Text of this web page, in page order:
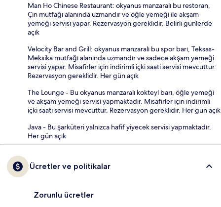
Man Ho Chinese Restaurant: okyanus manzaralı bu restoran,
Çin mutfağı alanında uzmandır ve öğle yemeği ile akşam
yemeği servisi yapar. Rezervasyon gereklidir. Belirli günlerde
açık
Velocity Bar and Grill: okyanus manzaralı bu spor barı, Teksas-
Meksika mutfağı alanında uzmandır ve sadece akşam yemeği
servisi yapar. Misafirler için indirimli içki saati servisi mevcuttur.
Rezervasyon gereklidir. Her gün açık
The Lounge - Bu okyanus manzaralı kokteyl barı, öğle yemeği
ve akşam yemeği servisi yapmaktadır. Misafirler için indirimli
içki saati servisi mevcuttur. Rezervasyon gereklidir. Her gün açık
Java - Bu şarküteri yalnızca hafif yiyecek servisi yapmaktadır.
Her gün açık
Ücretler ve politikalar
Zorunlu ücretler